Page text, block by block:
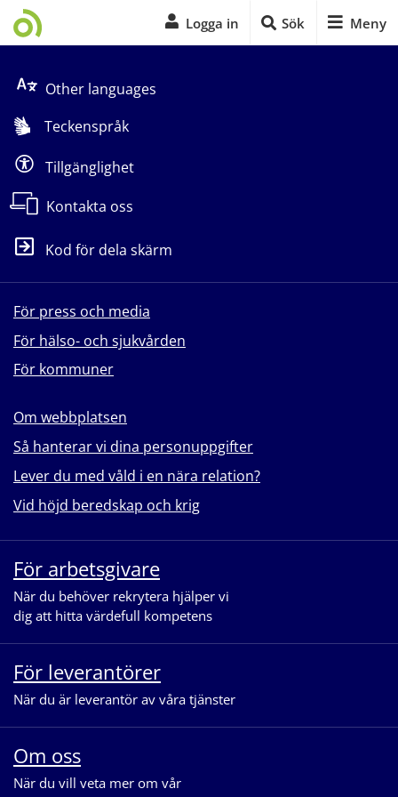
Logga in Sök Meny
Other languages
Teckenspråk
Tillgänglighet
Kontakta oss
Kod för dela skärm
För press och media
För hälso- och sjukvården
För kommuner
Om webbplatsen
Så hanterar vi dina personuppgifter
Lever du med våld i en nära relation?
Vid höjd beredskap och krig
För arbetsgivare
När du behöver rekrytera hjälper vi
dig att hitta värdefull kompetens
För leverantörer
När du är leverantör av våra tjänster
Om oss
När du vill veta mer om vår